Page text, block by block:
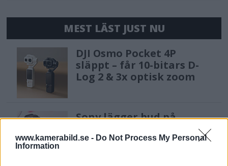
www.kamerabild.se - Do Not Process My Personal
Information
MEST LÄST JUST NU
DJI Osmo Pocket 4P
släppt – får 10-bitars D-
Log 2 & 3x optisk zoom
Sony lägger bud på
Tamron – kan vara värt
12 miljarder kronor